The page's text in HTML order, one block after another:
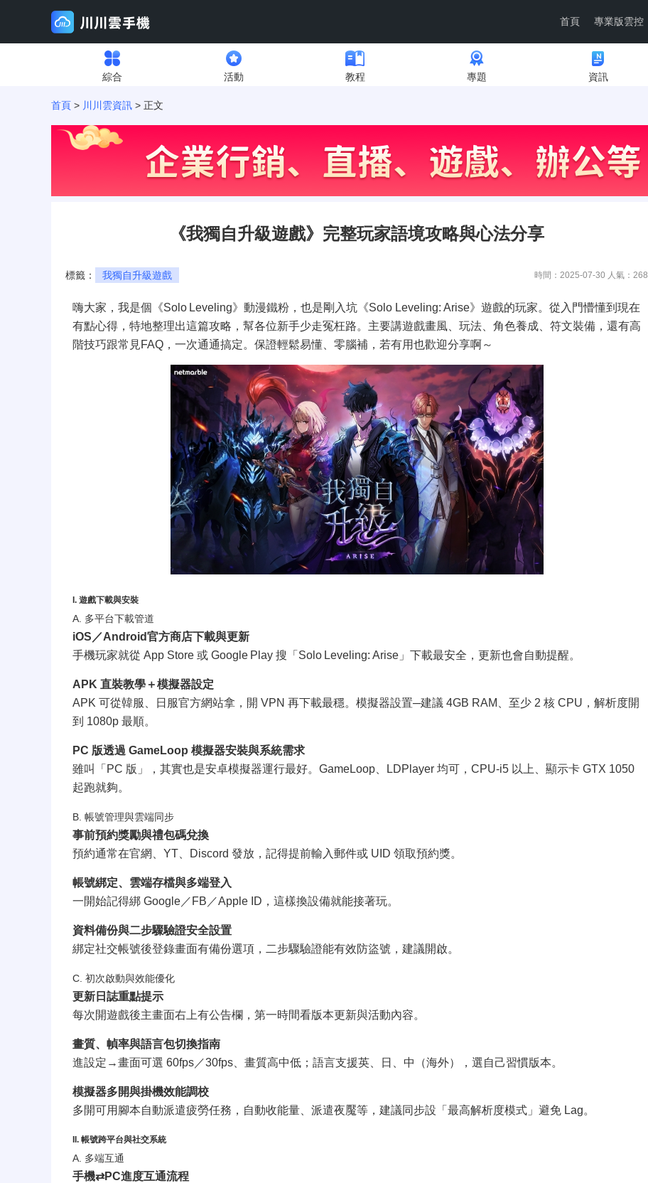
首頁 專業版雲控
綜合 活動 教程 專題 資訊
首頁 > 川川雲資訊 > 正文
《我獨自升級遊戲》完整玩家語境攻略與心法分享
時間：2025-07-30 人氣： 268
標籤： 我獨自升級遊戲
嗨大家，我是個《Solo Leveling》動漫鐵粉，也是剛入坑《Solo Leveling: Arise》遊戲的玩家。從入門懵懂到現在
有點心得，特地整理出這篇攻略，幫各位新手少走冤枉路。主要講遊戲畫風、玩法、角色養成、符文裝備，還有高
階技巧跟常見FAQ，一次通通搞定。保證輕鬆易懂、零腦補，若有用也歡迎分享啊～
I. 遊戲下載與安裝
A. 多平台下載管道
iOS／Android官方商店下載與更新
手機玩家就從 App Store 或 Google Play 搜「Solo Leveling: Arise」下載最安全，更新也會自動提醒。
APK 直裝教學＋模擬器設定
APK 可從韓服、日服官方網站拿，開 VPN 再下載最穩。模擬器設置─建議 4GB RAM、至少 2 核 CPU，解析度開
到 1080p 最順。
PC 版透過 GameLoop 模擬器安裝與系統需求
雖叫「PC 版」，其實也是安卓模擬器運行最好。GameLoop、LDPlayer 均可，CPU-i5 以上、顯示卡 GTX 1050
起跑就夠。
B. 帳號管理與雲端同步
事前預約獎勵與禮包碼兌換
預約通常在官網、YT、Discord 發放，記得提前輸入郵件或 UID 領取預約獎。
帳號綁定、雲端存檔與多端登入
一開始記得綁 Google／FB／Apple ID，這樣換設備就能接著玩。
資料備份與二步驟驗證安全設置
綁定社交帳號後登錄畫面有備份選項，二步驟驗證能有效防盜號，建議開啟。
C. 初次啟動與效能優化
更新日誌重點提示
每次開遊戲後主畫面右上有公告欄，第一時間看版本更新與活動內容。
畫質、幀率與語言包切換指南
進設定→畫面可選 60fps／30fps、畫質高中低；語言支援英、日、中（海外），選自己習慣版本。
模擬器多開與掛機效能調校
多開可用腳本自動派遣疲勞任務，自動收能量、派遣夜魘等，建議同步設「最高解析度模式」避免 Lag。
II. 帳號跨平台與社交系統
A. 多端互通
手機⇄PC進度互通流程